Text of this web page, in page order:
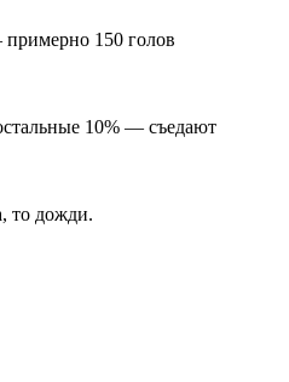
150 голов
10% — съедают
то дожди.